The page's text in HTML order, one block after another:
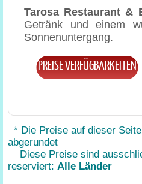
Tarosa Restaurant &
Getränk und einem
Sonnenuntergang.
PREISE VERFÜGBARKEITEN
* Die Preise auf dieser
abgerundet
Diese Preise sind
reserviert: Alle Länder